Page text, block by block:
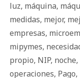
luz, máquina,
medidas, mejor,
empresas,
mipymes,
propio, NIP, noche,
operaciones, Pago,